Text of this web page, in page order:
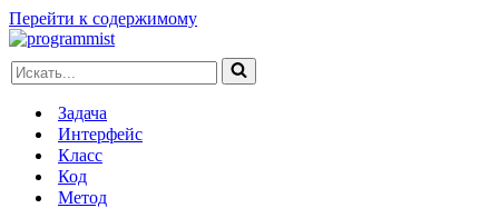
Перейти к содержимому
Искать...
Задача
Интерфейс
Класс
Код
Метод